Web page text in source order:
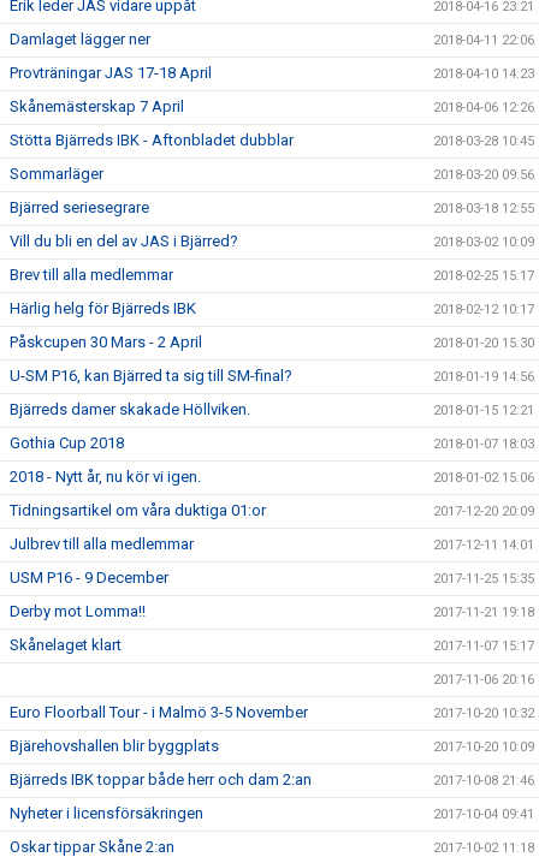
Erik leder JAS vidare uppåt 2018-04-16 23:21
Damlaget lägger ner 2018-04-11 22:06
Provträningar JAS 17-18 April 2018-04-10 14:23
Skånemästerskap 7 April 2018-04-06 12:26
Stötta Bjärreds IBK - Aftonbladet dubblar 2018-03-28 10:45
Sommarläger 2018-03-20 09:56
Bjärred seriesegrare 2018-03-18 12:55
Vill du bli en del av JAS i Bjärred? 2018-03-02 10:09
Brev till alla medlemmar 2018-02-25 15:17
Härlig helg för Bjärreds IBK 2018-02-12 10:17
Påskcupen 30 Mars - 2 April 2018-01-20 15:30
U-SM P16, kan Bjärred ta sig till SM-final? 2018-01-19 14:56
Bjärreds damer skakade Höllviken. 2018-01-15 12:21
Gothia Cup 2018 2018-01-07 18:03
2018 - Nytt år, nu kör vi igen. 2018-01-02 15:06
Tidningsartikel om våra duktiga 01:or 2017-12-20 20:09
Julbrev till alla medlemmar 2017-12-11 14:01
USM P16 - 9 December 2017-11-25 15:35
Derby mot Lomma!! 2017-11-21 19:18
Skånelaget klart 2017-11-07 15:17
2017-11-06 20:16
Euro Floorball Tour - i Malmö 3-5 November 2017-10-20 10:32
Bjärehovshallen blir byggplats 2017-10-20 10:09
Bjärreds IBK toppar både herr och dam 2:an 2017-10-08 21:46
Nyheter i licensförsäkringen 2017-10-04 09:41
Oskar tippar Skåne 2:an 2017-10-02 11:18